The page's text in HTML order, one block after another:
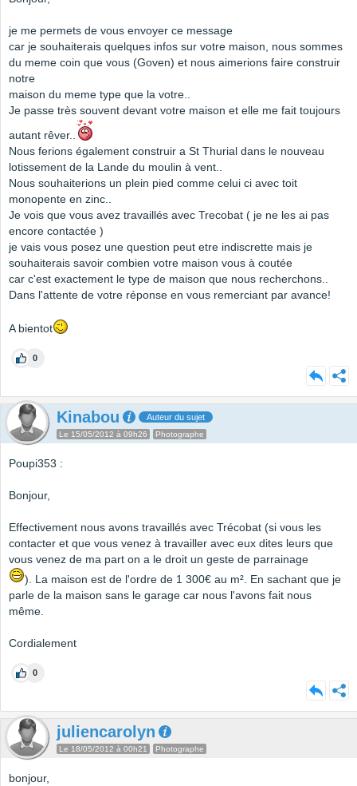
je me permets de vous envoyer ce message
car je souhaiterais quelques infos sur votre maison, nous sommes
du meme coin que vous (Goven) et nous aimerions faire construir
notre
maison du meme type que la votre..
Je passe très souvent devant votre maison et elle me fait toujours
autant rêver..
Nous ferions également construir a St Thurial dans le nouveau
lotissement de la Lande du moulin à vent..
Nous souhaiterions un plein pied comme celui ci avec toit
monopente en zinc..
Je vois que vous avez travaillés avec Trecobat ( je ne les ai pas
encore contactée )
je vais vous posez une question peut etre indiscrette mais je
souhaiterais savoir combien votre maison vous à coutée
car c'est exactement le type de maison que nous recherchons..
Dans l'attente de votre réponse en vous remerciant par avance!
A bientot
0
Kinabou Auteur du sujet
Le 15/05/2012 à 09h26 Photographe
Poupi353 :
Bonjour,
Effectivement nous avons travaillés avec Trécobat (si vous les
contacter et que vous venez à travailler avec eux dites leurs que
vous venez de ma part on a le droit un geste de parrainage
). La maison est de l'ordre de 1 300€ au m². En sachant que je
parle de la maison sans le garage car nous l'avons fait nous
même.
Cordialement
0
juliencarolyn
Le 18/05/2012 à 00h21 Photographe
bonjour,